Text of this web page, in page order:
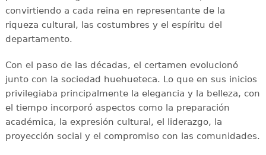
convirtiendo a cada reina en representante de la
riqueza cultural, las costumbres y el espíritu del
departamento.
Con el paso de las décadas, el certamen evolucionó
junto con la sociedad huehueteca. Lo que en sus inicios
privilegiaba principalmente la elegancia y la belleza, con
el tiempo incorporó aspectos como la preparación
académica, la expresión cultural, el liderazgo, la
proyección social y el compromiso con las comunidades.